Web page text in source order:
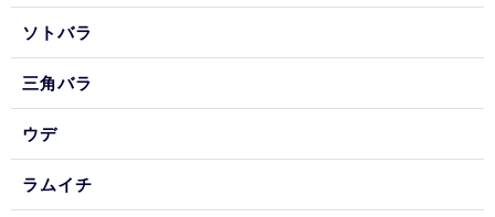
ソトバラ
三角バラ
ウデ
ラムイチ